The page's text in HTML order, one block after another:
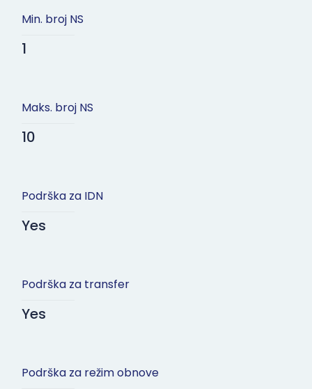
Min. broj NS
1
Maks. broj NS
10
Podrška za IDN
Yes
Podrška za transfer
Yes
Podrška za režim obnove